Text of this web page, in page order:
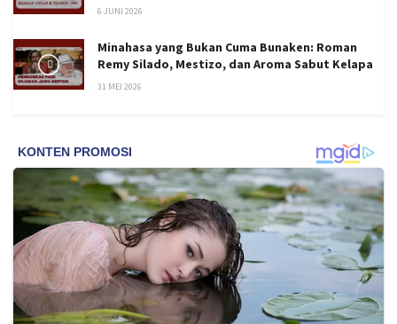
6 JUNI 2026
Minahasa yang Bukan Cuma Bunaken: Roman
Remy Silado, Mestizo, dan Aroma Sabut Kelapa
31 MEI 2026